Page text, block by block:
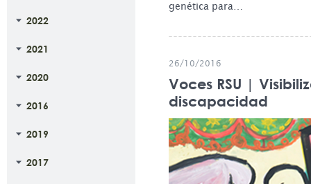
2022
2021
2020
2016
2019
2017
genética para…
26/10/2016
Voces RSU |
discapacidad